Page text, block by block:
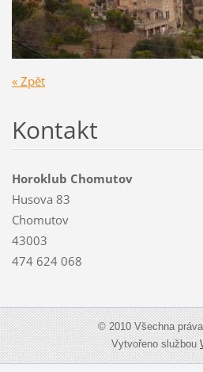
« Zpět
Kontakt
Horoklub Chomutov
Husova 83
Chomutov
43003
474 624 068
© 2010 Všechna
Vytvořeno službou